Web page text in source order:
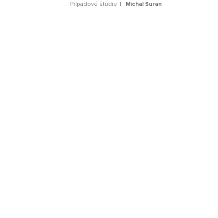
Prípadové štúdie Michal Suran